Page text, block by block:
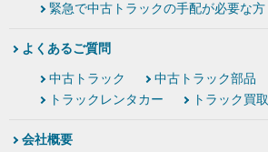
緊急で中古トラックの手配が必要な方
よくあるご質問
中古トラック
中古トラック部品
トラックレンタカー
トラック買取
会社概要